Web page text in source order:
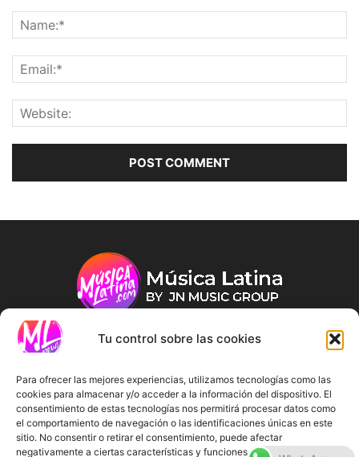
Tu control sobre las cookies
Para ofrecer las mejores experiencias, utilizamos tecnologías como las
cookies para almacenar y/o acceder a la información del dispositivo. El
consentimiento de estas tecnologías nos permitirá procesar datos como
el comportamiento de navegación o las identificaciones únicas en este
sitio. No consentir o retirar el consentimiento, puede afectar
negativamente a ciertas características y funciones.
FOLLOW US